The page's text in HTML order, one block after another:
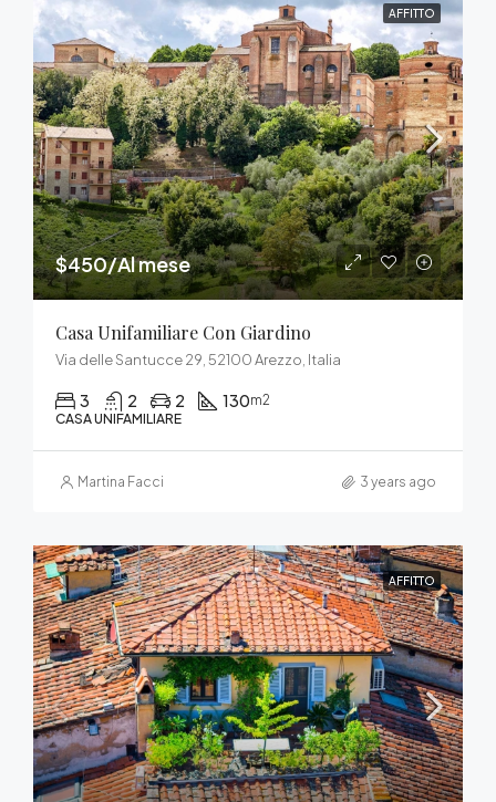
AFFITTO
$450/Al mese
Casa Unifamiliare Con Giardino
Via delle Santucce 29, 52100 Arezzo, Italia
3 2 2 130m2
CASA UNIFAMILIARE
Martina Facci 3 years ago
AFFITTO